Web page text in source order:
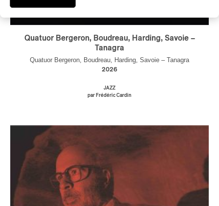
Quatuor Bergeron, Boudreau, Harding, Savoie –
Tanagra
Quatuor Bergeron, Boudreau, Harding, Savoie – Tanagra
2026
JAZZ
par Frédéric Cardin